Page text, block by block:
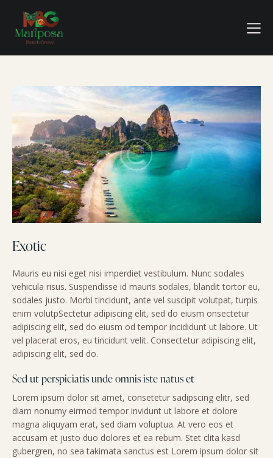
Exotic
Mauris eu nisi eget nisi imperdiet vestibulum. Nunc sodales
vehicula risus. Suspendisse id mauris sodales, blandit tortor eu,
sodales justo. Morbi tincidunt, ante vel suscipit volutpat, turpis
enim volutpSectetur adipiscing elit, sed do eiusm onsectetur
adipiscing elit, sed do eiusm od tempor incididunt ut labore. Ut
vel placerat eros, eu tincidunt velit. Consectetur adipiscing elit,
adipiscing elit, sed do.
Sed ut perspiciatis unde omnis iste natus et
Lorem ipsum dolor sit amet, consetetur sadipscing elitr, sed
diam nonumy eirmod tempor invidunt ut labore et dolore
magna aliquyam erat, sed diam voluptua. At vero eos et
accusam et justo duo dolores et ea rebum. Stet clita kasd
gubergren, no sea takimata sanctus est Lorem ipsum dolor sit